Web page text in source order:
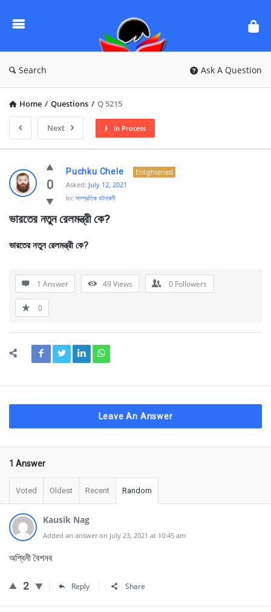
Questions
Search Ask A Question
Home / Questions / Q 5215
Next In Process
Ask
Questions
BanglaQuiz
Latest
0
Puchku Chele
Enlightened
Asked: July 12, 2021
In: সাম্প্রতিক ঘটনাবলী
ভারতের নতুন রেলমন্ত্রী কে?
ভারতের নতুন রেলমন্ত্রী কে?
1 Answer 49Views 0 Followers
0
Leave An Answer
1 Answer
Voted Oldest Recent Random
Kausik Nag
Added an answer on July 23, 2021 at 10:45 am
অশ্বিনী বৈশনব
2 Reply Share